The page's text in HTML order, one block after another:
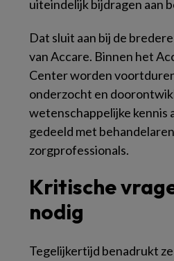
uiteindelijk bijdragen aan
Dat sluit aan bij de
van Accare. Binnen het
Center worden
onderzocht en
wetenschappelijke kennis
gedeeld met
zorgprofessionals.
Kritische
nodig
Tegelijkertijd benadrukt ze